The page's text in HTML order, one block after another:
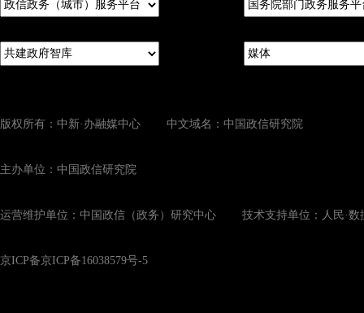
版权所有：中新·办融媒中心 中文域名：中国政信研究院
主办单位：中国政信研究院
运营维护单位：中国政信（政务）研究中心 技术支持单位：人民·数
京ICP备京ICP备16038579号-5